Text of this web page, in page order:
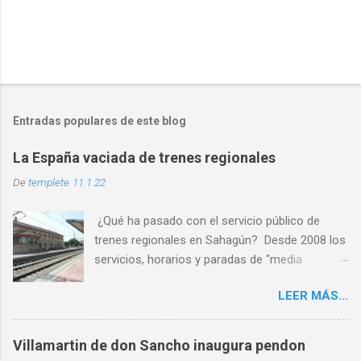
Entradas populares de este blog
La España vaciada de trenes regionales
Detemplete 11.1.22
¿Qué ha pasado con el servicio público de
trenes regionales en Sahagún? Desde 2008 los
servicios, horarios y paradas de "media
PASO 1: Servicio deficiente ✅ PASO 2: Malos
horarios ✅ PASO 3: Los usuarios son
expulsados por las escasas opciones ✅ PASO
4: Cierre por falta de usuarios ⏳ Al abandono
LEER MÁS...
Villamartin de don Sancho inaugura pendon